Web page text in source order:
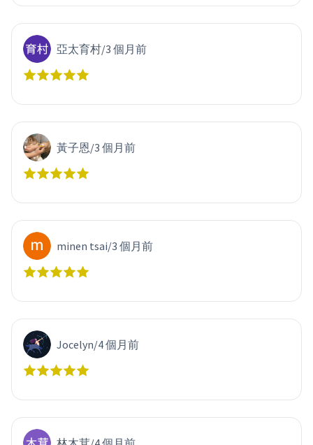
亞太育村/3 個月前
黃子恩/3 個月前
minen tsai/3 個月前
Jocelyn/4 個月前